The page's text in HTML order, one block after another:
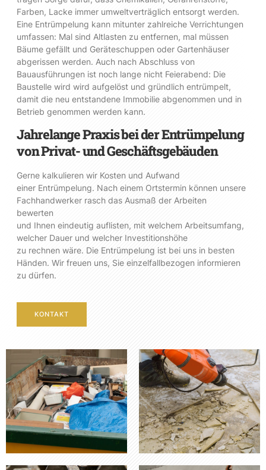
Farben, Lacke immer umweltverträglich entsorgt werden.
Eine Entrümpelung kann mitunter zahlreiche Verrichtungen
umfassen: Mal sind Altlasten zu entfernen, mal müssen
Bäume gefällt und Geräteschuppen oder Gartenhäuser
abgerissen werden. Auch nach Abschluss von
Bauausführungen ist noch lange nicht Feierabend: Die
Baustelle wird wird aufgelöst und gründlich entrümpelt,
damit die neu entstandene Immobilie abgenommen und in
Betrieb genommen werden kann.
Jahrelange Praxis bei der Entrümpelung
von Privat- und Geschäftsgebäuden
Gerne kalkulieren wir Kosten und Aufwand
einer Entrümpelung. Nach einem Ortstermin können unsere
Fachhandwerker rasch das Ausmaß der Arbeiten
bewerten
und Ihnen eindeutig auflisten, mit welchem Arbeitsumfang,
welcher Dauer und welcher Investitionshöhe
zu rechnen wäre. Die Entrümpelung ist bei uns in besten
Händen. Wir freuen uns, Sie einzelfallbezogen informieren
zu dürfen.
KONTAKT